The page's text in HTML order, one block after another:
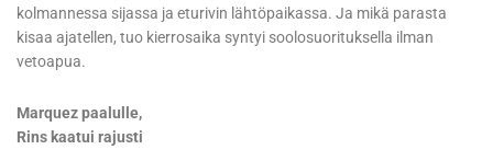
kolmannessa sijassa ja eturivin lähtöpaikassa. Ja mikä parasta
kisaa ajatellen, tuo kierrosaika syntyi soolosuorituksella ilman
vetoapua.
Marquez paalulle,
Rins kaatui rajusti